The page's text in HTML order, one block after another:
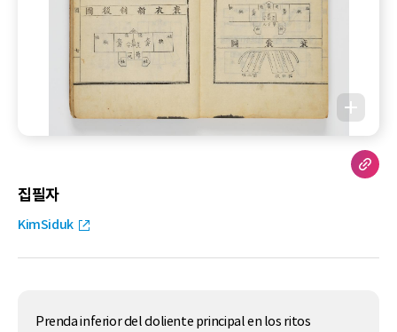
집필자
KimSiduk
Prenda inferior del doliente principal en los ritos